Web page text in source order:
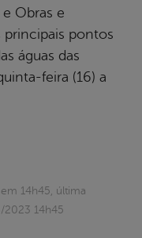
Obras e
principais pontos
águas das
feira (16) a
14h45, última
2023 14h45